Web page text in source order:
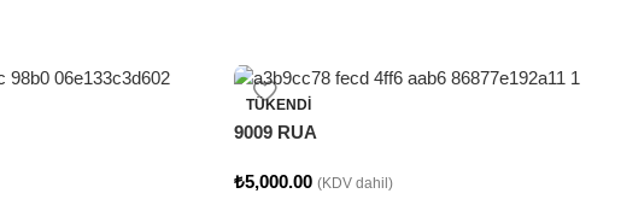
TÜKENDI
9009 RUA
₺5,000.00 (KDV dahil)